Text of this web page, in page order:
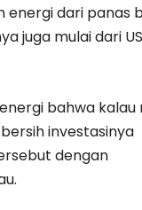
energi dari panas
juga mulai dari
bahwa kalau
investasinya
dengan